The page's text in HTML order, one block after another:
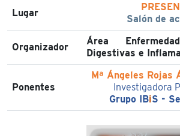
Lugar
Salón de
Organizador
Área
Digestivas e
Ponentes
Mª Ángeles Rojas
Investigadora
Grupo IBiS -